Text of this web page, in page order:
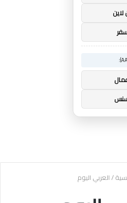
/العربي اليوم